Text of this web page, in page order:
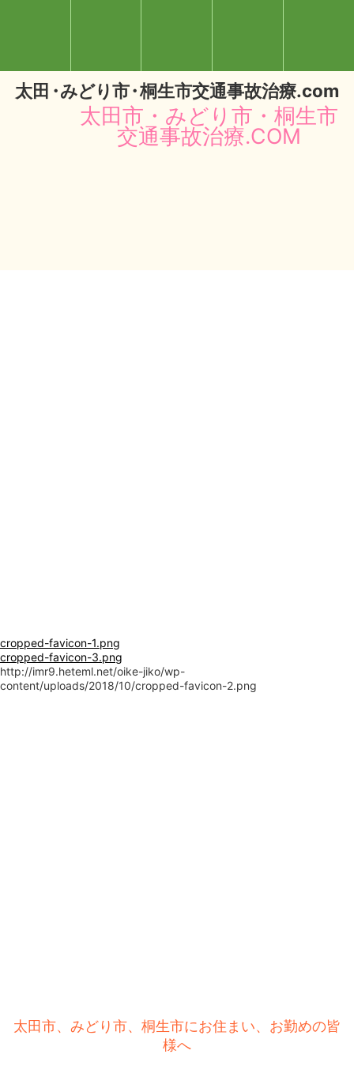
太田・みどり市・桐生市交通事故治療.com
太田市・みどり市・桐生市
交通事故治療.COM
cropped-favicon-1.png
cropped-favicon-3.png
http://imr9.heteml.net/oike-jiko/wp-
content/uploads/2018/10/cropped-favicon-2.png
太田市、みどり市、桐生市にお住まい、お勤めの皆
様へ